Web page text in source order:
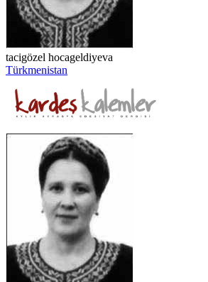
tacigözel hocageldiyeva
Türkmenistan